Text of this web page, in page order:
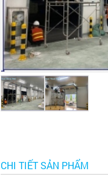
CHI TIẾT SẢN PHẨM